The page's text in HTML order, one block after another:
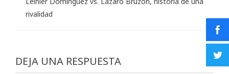
rivalidad
DEJA UNA RESPUESTA